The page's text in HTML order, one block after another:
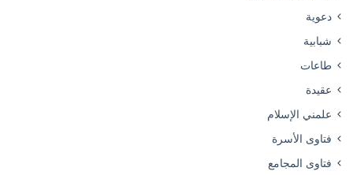
دعوية
شبابية
طاعات
عقيدة
علمني الإسلام
فتاوى الأسرة
فتاوى المجامع